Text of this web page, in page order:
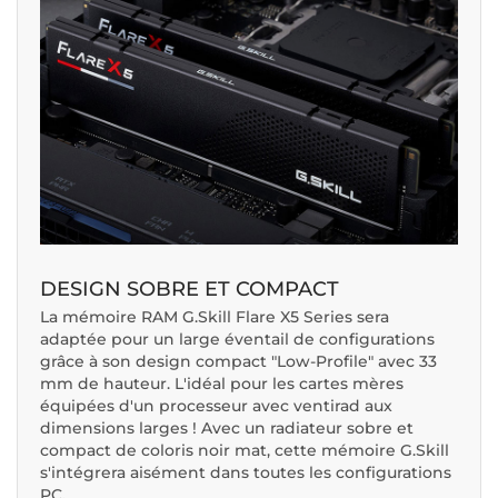
DESIGN SOBRE ET COMPACT
La mémoire RAM G.Skill Flare X5 Series sera
adaptée pour un large éventail de configurations
grâce à son design compact "Low-Profile" avec 33
mm de hauteur. L'idéal pour les cartes mères
équipées d'un processeur avec ventirad aux
dimensions larges ! Avec un radiateur sobre et
compact de coloris noir mat, cette mémoire G.Skill
s'intégrera aisément dans toutes les configurations